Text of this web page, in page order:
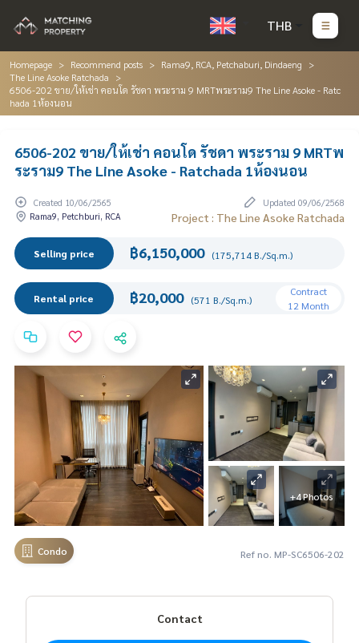
THB
Homepage Recommend posts
Rama9, RCA, Petchaburi, Dindaeng
The Line Asoke Ratchada
6506-202 ขาย/ให้เช่า คอนโด รัชดา พระราม 9 MRTพระราม9 The Line Asoke - Ratc
hada 1ห้องนอน
6506-202 ขาย/ให้เช่า คอนโด รัชดา พระราม 9 MRTพ
ระราม9 The Line Asoke - Ratchada 1ห้องนอน
Created 10/06/2565
Updated 09/06/2568
Rama9, Petchburi, RCA
Project : The Line Asoke Ratchada
Selling price ฿6,150,000 (175,714 B./Sq.m.)
Rental price ฿20,000 (571 B./Sq.m.)
Contract
12 Month
+4 Photos
Condo Ref no. MP-SC6506-202
Contact